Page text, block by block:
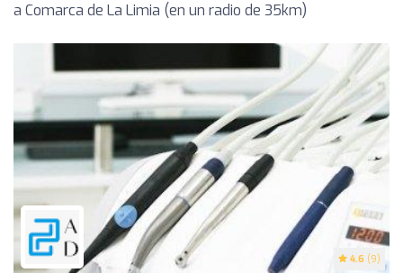
a Comarca de La Limia (en un radio de 35km)
4.6 (9)